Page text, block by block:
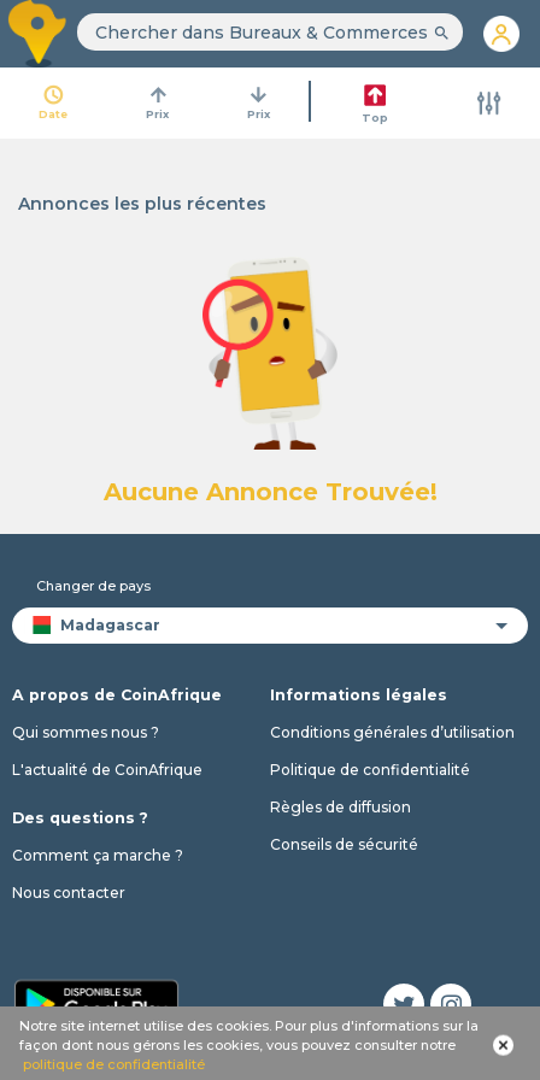
search
access_time
Date
arrow_upward
Prix
arrow_downward
Prix Top
Annonces les plus récentes
Aucune Annonce Trouvée!
Notre site internet utilise des cookies. Pour plus d'informations sur la
façon dont nous gérons les cookies, vous pouvez consulter notre
politique de confidentialité
Changer de pays
A propos de CoinAfrique
Qui sommes nous ?
L'actualité de CoinAfrique
Des questions ?
Comment ça marche ?
Nous contacter
Informations légales
Conditions générales d’utilisation
Politique de confidentialité
Règles de diffusion
Conseils de sécurité
© 2017 - 2026 Copyright CoinAfrique